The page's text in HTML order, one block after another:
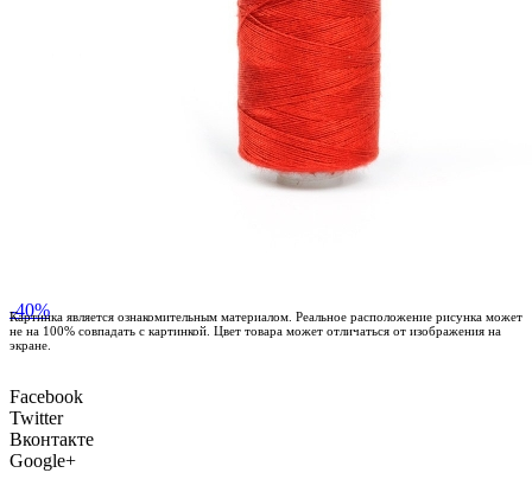
-40%
Картинка является ознакомительным материалом. Реальное расположение рисунка может
не на 100% совпадать с картинкой. Цвет товара может отличаться от изображения на
экране.
Facebook
Twitter
Вконтакте
Google+